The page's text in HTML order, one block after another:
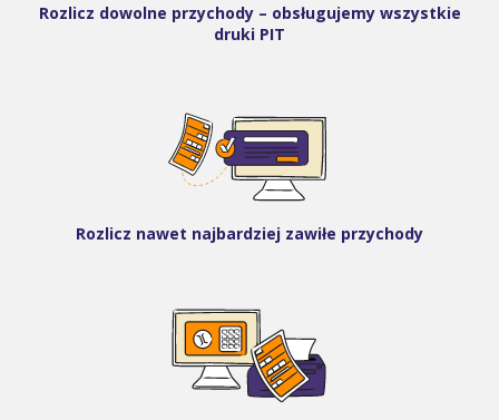
Rozlicz dowolne przychody – obsługujemy wszystkie
druki PIT
Rozlicz nawet najbardziej zawiłe przychody